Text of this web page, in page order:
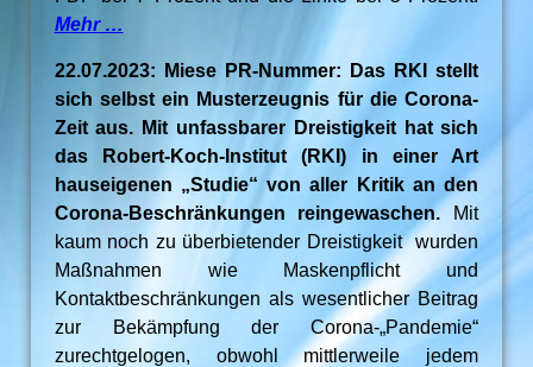
Mehr …
22.07.2023: Miese PR-Nummer: Das RKI stellt
sich selbst ein Musterzeugnis für die Corona-
Zeit aus. Mit unfassbarer Dreistigkeit hat sich
das Robert-Koch-Institut (RKI) in einer Art
hauseigenen „Studie“ von aller Kritik an den
Corona-Beschränkungen reingewaschen.Mit
kaum noch zu überbietender Dreistigkeit wurden
Maßnahmen wie Maskenpflicht und
Kontaktbeschränkungen als wesentlicher Beitrag
zur Bekämpfung der Corona-„Pandemie“
zurechtgelogen, obwohl mittlerweile jedem